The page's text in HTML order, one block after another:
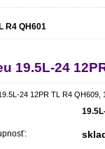
R4 QH601
19.5L-24
24 12PR TL R4 QH609,